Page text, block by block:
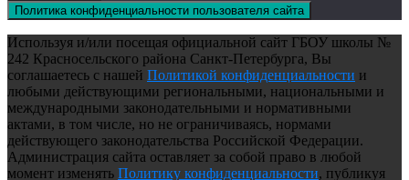
Политика конфиденциальности пользователя сайта
Используя и/или посещая официальной сайт ГБОУ школы №
242 Красносельского района Санкт-Петербурга, Вы
соглашаетесь с нашей Политикой конфиденциальности и
любыми действующими региональными, национальными и
международными законодательными и нормативными
актами, в том числе, но не ограничиваясь, нормами
действующего законодательства Российской Федерации.
Администрация сайта оставляет за собой право в любой
момент изменять Политику конфиденциальности, публикуя